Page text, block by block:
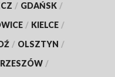
/ GDAŃSK /
/ KIELCE /
/ OLSZTYN /
RZESZÓW /